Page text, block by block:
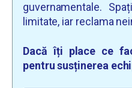
guvernamentale.
limitate, iar reclama
Dacă îți place ce
pentru susținerea